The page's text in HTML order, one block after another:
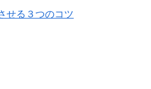
せる３つのコツ